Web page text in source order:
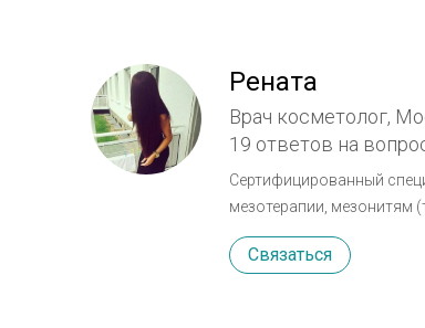
Рената
Врач косметолог,
19 ответов на
Сертифицированный
мезотерапии, мезонитям
трихологии.
Связаться